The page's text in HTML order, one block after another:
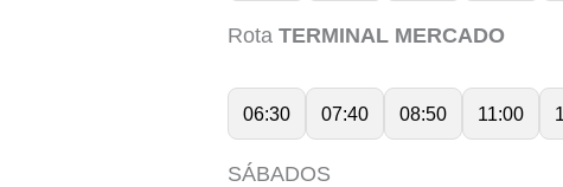
Rota TERMINAL MERCADO
06:30 07:40 08:50 11:00
SÁBADOS